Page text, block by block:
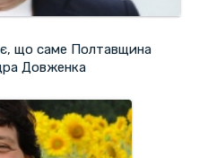
що саме Полтавщина
Довженка